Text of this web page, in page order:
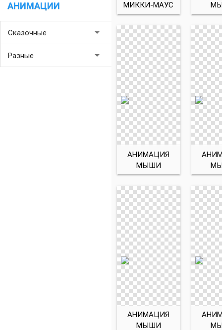
АНИМАЦИИ
Сказочные arrow_drop_down
Разные arrow_drop_down
МИККИ-МАУС
АНИМАЦИЯ
МЫШИ
АНИМАЦИЯ
МЫШИ